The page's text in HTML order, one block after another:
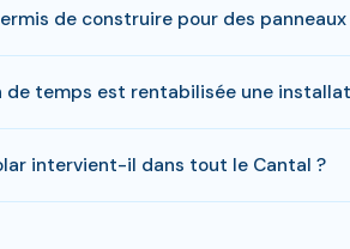
sous 4 000 € pour une
de construire pour des
RJ Home Solar gère toutes ces
de temps est rentabilisée une
economies cumulees de 20 000 a 40 000
intervient-il dans tout le Cantal ?